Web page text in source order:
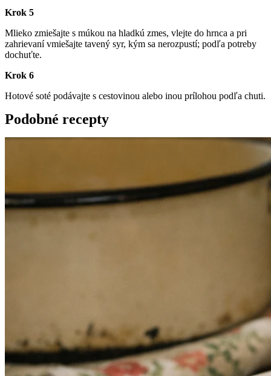
Krok 5
Mlieko zmiešajte s múkou na hladkú zmes, vlejte do hrnca a pri
zahrievaní vmiešajte tavený syr, kým sa nerozpustí; podľa potreby
dochuťte.
Krok 6
Hotové soté podávajte s cestovinou alebo inou prílohou podľa chuti.
Podobné recepty